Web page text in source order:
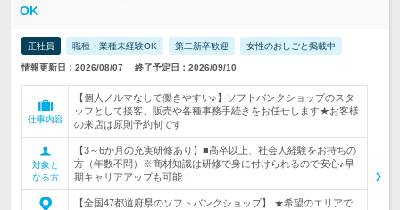
OK
正社員 職種・業種未経験OK 第二新卒歓迎 女性のおしごと掲載中
情報更新日：2026/08/07 終了予定日：2026/09/10
仕事内容
【個人ノルマなしで働きやすい♪】ソフトバンクショップのスタ
ッフとして接客、販売や各種事務手続きをお任せします★お客様
の来店は原則予約制です
対象と
なる方
【3～6か月の充実研修あり】■高卒以上、社会人経験をお持ちの
方（年数不問）※商材知識は研修で身に付けられるので安心♪早
期キャリアアップも可能！
【全国47都道府県のソフトバンクショップ】 ★希望のエリアで